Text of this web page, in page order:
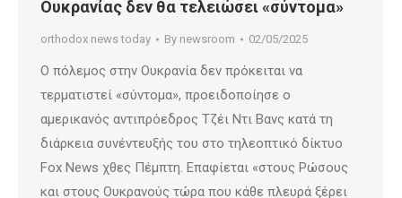
Ουκρανίας δεν θα τελειώσει «σύντομα»
orthodox news today By newsroom 02/05/2025
Ο πόλεμος στην Ουκρανία δεν πρόκειται να
τερματιστεί «σύντομα», προειδοποίησε ο
αμερικανός αντιπρόεδρος Τζέι Ντι Βανς κατά τη
διάρκεια συνέντευξής του στο τηλεοπτικό δίκτυο
Fox News χθες Πέμπτη. Επαφίεται «στους Ρώσους
και στους Ουκρανούς τώρα που κάθε πλευρά ξέρει